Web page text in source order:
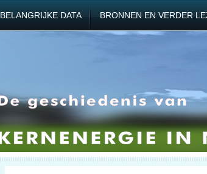
BELANGRIJKE DATA BRONNEN EN VERDER